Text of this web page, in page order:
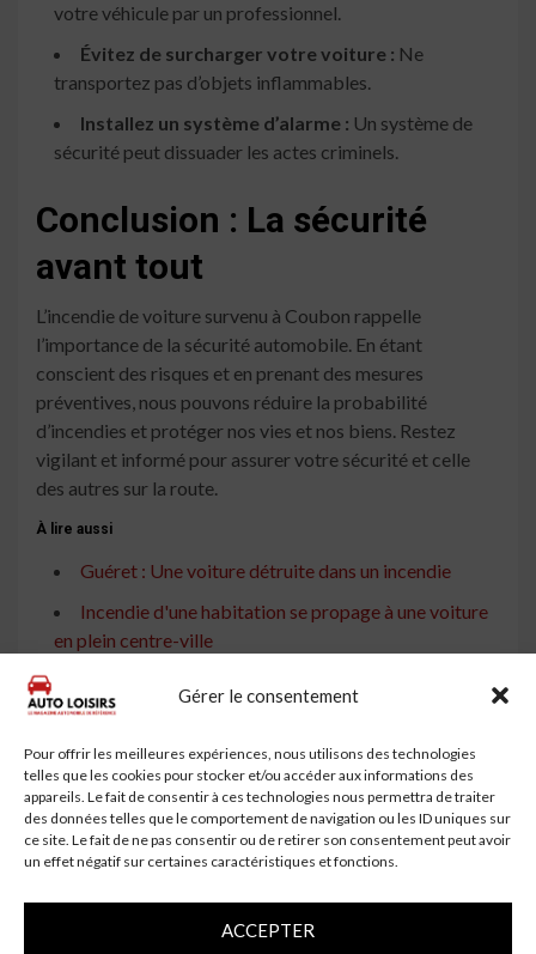
Gérer le consentement
Pour offrir les meilleures expériences, nous utilisons des technologies
telles que les cookies pour stocker et/ou accéder aux informations des
appareils. Le fait de consentir à ces technologies nous permettra de traiter
des données telles que le comportement de navigation ou les ID uniques sur
ce site. Le fait de ne pas consentir ou de retirer son consentement peut avoir
un effet négatif sur certaines caractéristiques et fonctions.
ACCEPTER
votre véhicule par un professionnel.
Évitez de surcharger votre voiture : Ne
transportez pas d’objets inflammables.
Installez un système d’alarme : Un système de
sécurité peut dissuader les actes criminels.
Conclusion : La sécurité
avant tout
L’incendie de voiture survenu à Coubon rappelle
l’importance de la sécurité automobile. En étant
conscient des risques et en prenant des mesures
préventives, nous pouvons réduire la probabilité
d’incendies et protéger nos vies et nos biens. Restez
vigilant et informé pour assurer votre sécurité et celle
des autres sur la route.
À lire aussi
Guéret : Une voiture détruite dans un incendie
Incendie d'une habitation se propage à une voiture
en plein centre-ville
Poitiers
Incendie à Coutances : Une voiture détruite par les
flammes, deux autres endommagées
Carhaix : Une voiture ravagée par les flammes près
de la gare